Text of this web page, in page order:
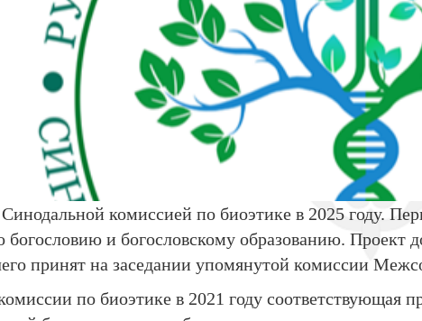
Синодальной комиссией по биоэтике в 2025 году.
и богословскому образованию. Проект
принят на заседании упомянутой комиссии
по биоэтике в 2021 году соответствующая